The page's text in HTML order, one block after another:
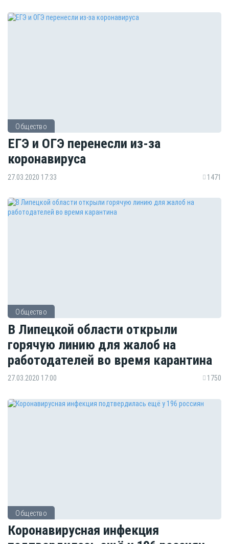
Общество
ЕГЭ и ОГЭ перенесли из-за
коронавируса
27.03.2020 17:33 1471
Общество
В Липецкой области открыли
горячую линию для жалоб на
работодателей во время карантина
27.03.2020 17:00 1750
Общество
Коронавирусная инфекция